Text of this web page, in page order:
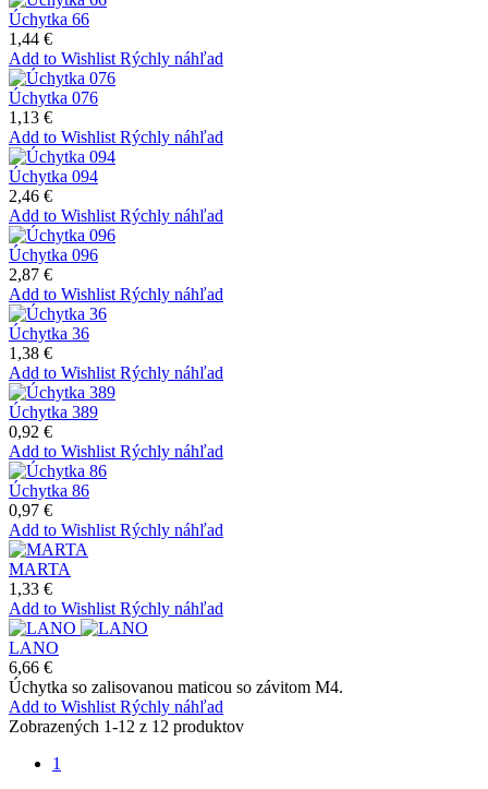
Úchytka 66
1,44 €
Add to Wishlist Rýchly náhľad
Úchytka 076
1,13 €
Add to Wishlist Rýchly náhľad
Úchytka 094
2,46 €
Add to Wishlist Rýchly náhľad
Úchytka 096
2,87 €
Add to Wishlist Rýchly náhľad
Úchytka 36
1,38 €
Add to Wishlist Rýchly náhľad
Úchytka 389
0,92 €
Add to Wishlist Rýchly náhľad
Úchytka 86
0,97 €
Add to Wishlist Rýchly náhľad
MARTA
1,33 €
Add to Wishlist Rýchly náhľad
LANO
6,66 €
Úchytka so zalisovanou maticou so závitom M4.
Add to Wishlist Rýchly náhľad
Zobrazených 1-12 z 12 produktov
1